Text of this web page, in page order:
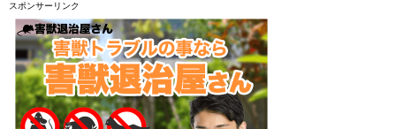
スポンサーリンク